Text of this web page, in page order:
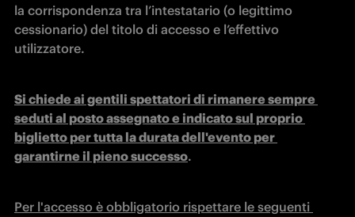
la corrispondenza tra l’intestatario (o legittimo
cessionario) del titolo di accesso e l’effettivo
utilizzatore.
Si chiede ai gentili spettatori di rimanere sempre
seduti al posto assegnato e indicato sul proprio
biglietto per tutta la durata dell'evento per
garantirne il pieno successo.
Per l'accesso è obbligatorio rispettare le seguenti